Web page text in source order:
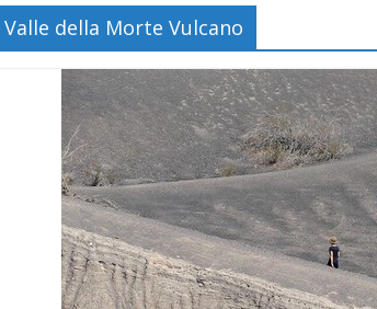
Valle della Morte Vulcano